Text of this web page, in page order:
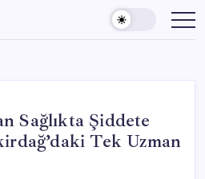
Sağlıkta Şiddete
Tek Uzman